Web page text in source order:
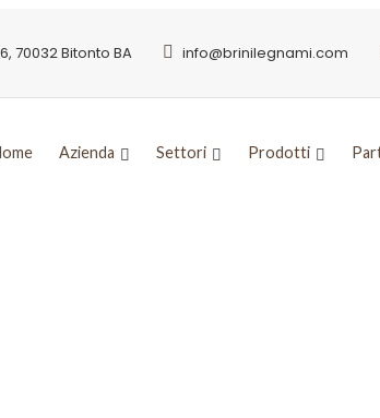
70032 Bitonto BA info@brinilegnami.com
Azienda Settori Prodotti